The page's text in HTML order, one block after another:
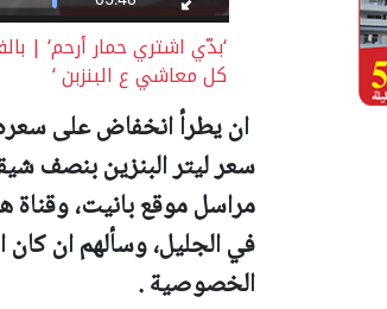
‘بدّي اشتري حمار أرحم‘ |
كل معاشي ع البنزبن ‘
ان يطرأ انخفاض على سعره
سعر ليتر البنزين بنصف
مراسل موقع بانيت، وقناة
في الجليل، وسألهم ان
الخصوصية .